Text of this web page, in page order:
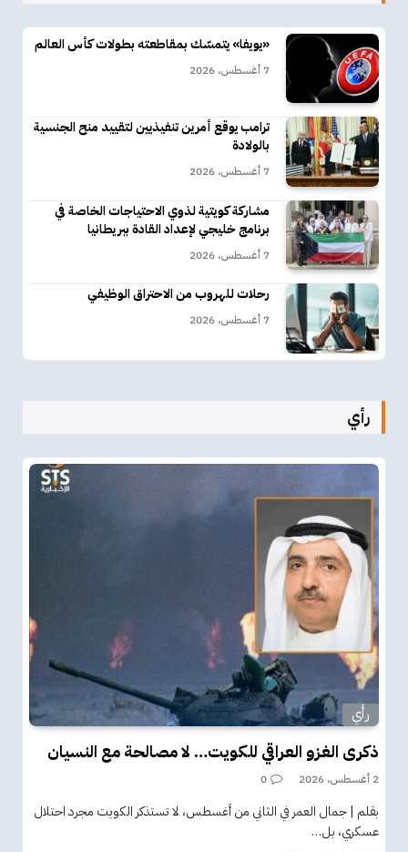
«يويفا» يتمسّك بمقاطعته بطولات كأس العالم
7 أغسطس، 2026
ترامب يوقع أمرين تنفيذيين لتقييد منح الجنسية
بالولادة
7 أغسطس، 2026
مشاركة كويتية لذوي الاحتياجات الخاصة في
برنامج خليجي لإعداد القادة ببريطانيا
7 أغسطس، 2026
رحلات للهروب من الاحتراق الوظيفي
7 أغسطس، 2026
رأي
رأي
ذكرى الغزو العراقي للكويت… لا مصالحة مع النسيان
2 أغسطس، 2026 0
بقلم | جمال العمر في الثاني من أغسطس، لا تستذكر الكويت مجرد احتلال
عسكري، بل…